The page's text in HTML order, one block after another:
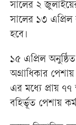
সালের ২
সালের ১৩ এপ্রিল
হবে।
১৫ এপ্রিল
অগ্রাধিকার
এর মধ্যে প্রায়
বহির্ভূত পেশায়